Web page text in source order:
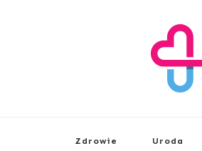
Zdrowie Uroda